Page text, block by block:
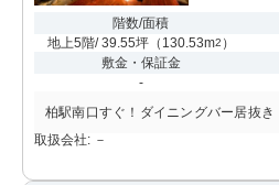
階数/面積
地上5階/ 39.55坪（ 130.53m2 ）
敷金・保証金
-
柏駅南口すぐ！ダイニングバー居抜き
取扱会社: －